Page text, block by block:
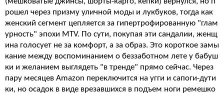
рошел через призму уличной моды и лукбуков, тогда как
женский сегмент цепляется за гипертрофированную "глам
урность" эпохи MTV. По сути, покупая эти сандалии, женщ
ина голосует не за комфорт, а за образ. Это короткое замы
кание между воспоминанием о беззаботном лете у бабуш
ки и желанием выглядеть "в тренде" прямо сейчас. Через
пару месяцев Amazon переключится на угги и сапоги-дути
ки, но осадок в виде врезавшихся в подъем ноги ремешко